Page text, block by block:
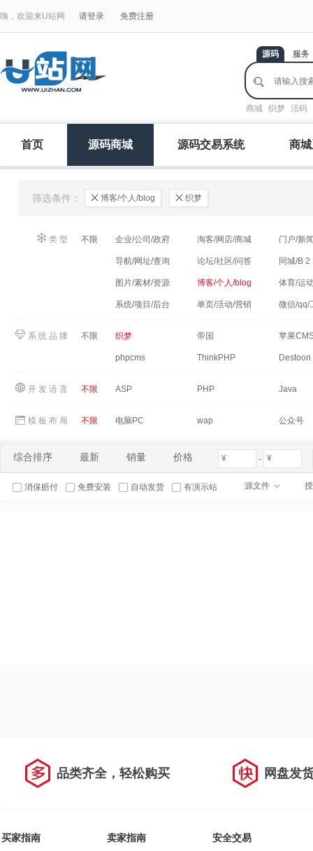
嗨，欢迎来U站网 请登录 免费注册
源码 服务
商城 织梦 活码
首页 源码商城 源码交易系统 商
筛选条件： 博客/个人/blog 织梦
类型
： 不限 企业/公司/政府 淘客/网店/商城 门户/新
导航/网址/查询 论坛/社区/问答 同城/B 2
图片/素材/资源 博客/个人/blog 体育/运
系统/项目/后台 单页/活动/营销 微信/qq/
系统品牌
： 不限 织梦 帝国 苹果
phpcms ThinkPHP Destoon
开发语言
： 不限 ASP PHP Java
模板布局
： 不限 电脑PC wap 公众号
综合排序 最新 销量 价格 -
消保赔付 免费安装 自动发货 有演示站 源文件
品类齐全，轻松购买 网盘发
买家指南 卖家指南 安全交易